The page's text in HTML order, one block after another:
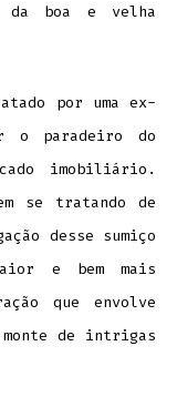
da boa e velha
por uma ex-
o paradeiro do
imobiliário.
se tratando de
desse sumiço
e bem mais
que envolve
monte de intrigas